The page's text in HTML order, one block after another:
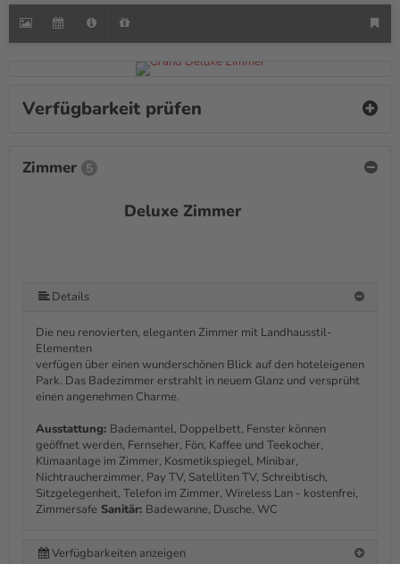
Verfügbarkeit prüfen
Zimmer 5
Deluxe Zimmer
Details
Die neu renovierten, eleganten Zimmer mit Landhausstil-
Elementen
verfügen über einen wunderschönen Blick auf den hoteleigenen
Park. Das Badezimmer erstrahlt in neuem Glanz und versprüht
einen angenehmen Charme.
Ausstattung: Bademantel, Doppelbett, Fenster können
geöffnet werden, Fernseher, Fön, Kaffee und Teekocher,
Klimaanlage im Zimmer, Kosmetikspiegel, Minibar,
Nichtraucherzimmer, Pay TV, Satelliten TV, Schreibtisch,
Sitzgelegenheit, Telefon im Zimmer, Wireless Lan - kostenfrei,
Zimmersafe Sanitär: Badewanne, Dusche, WC
Verfügbarkeiten anzeigen